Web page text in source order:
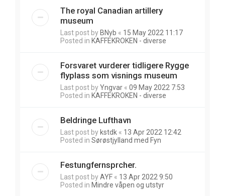
The royal Canadian artillery
museum
Last post by BNyb « 15 May 2022 11:17
Posted in KAFFEKROKEN - diverse
Forsvaret vurderer tidligere Rygge
flyplass som visnings museum
Last post byYngvar « 09 May 2022 7:53
Posted in KAFFEKROKEN - diverse
Beldringe Lufthavn
Last post by kstdk « 13 Apr 2022 12:42
Posted in Sørøstjylland med Fyn
Festungfernsprcher.
Last post byAYF « 13 Apr 2022 9:50
Posted in Mindre våpen og utstyr